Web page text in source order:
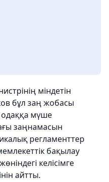
міндетін
бұл заң жобасы
мүше
заңнамасын
регламенттер
бақылау
келісімге
айтты.